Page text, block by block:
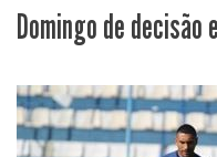
Domingo de decisão